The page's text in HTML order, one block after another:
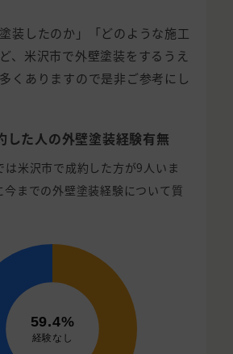
装したのか」「どのような施工
、米沢市で外壁塗装をするうえ
くありますので是非ご参考にし
した人の外壁塗装経験有無
は米沢市で成約した方が9人いま
今までの外壁塗装経験について質